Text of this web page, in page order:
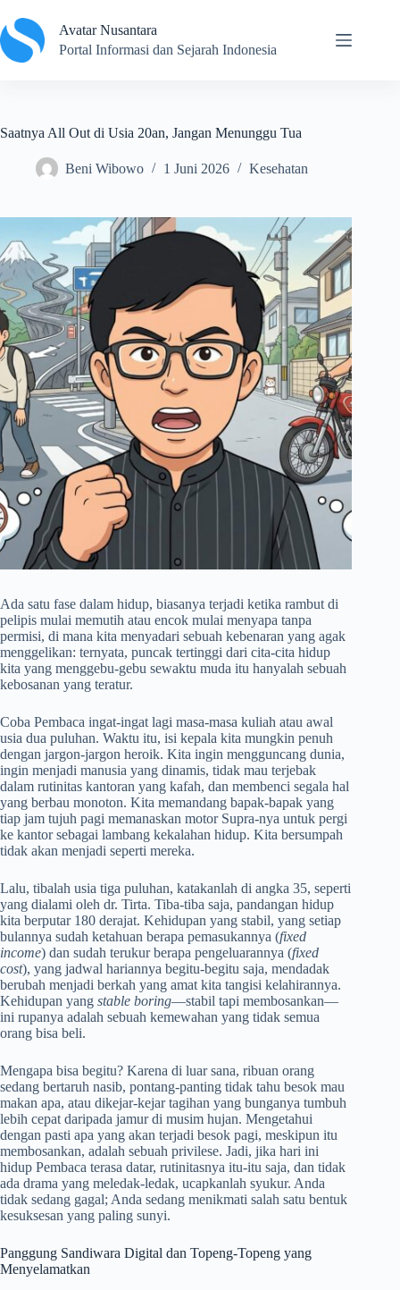
to
content
Avatar Nusantara
Portal Informasi dan Sejarah Indonesia
Saatnya All Out di Usia 20an, Jangan Menunggu Tua
Beni Wibowo 1 Juni 2026 Kesehatan
Ada satu fase dalam hidup, biasanya terjadi ketika rambut di
pelipis mulai memutih atau encok mulai menyapa tanpa
permisi, di mana kita menyadari sebuah kebenaran yang agak
menggelikan: ternyata, puncak tertinggi dari cita-cita hidup
kita yang menggebu-gebu sewaktu muda itu hanyalah sebuah
kebosanan yang teratur.
Coba Pembaca ingat-ingat lagi masa-masa kuliah atau awal
usia dua puluhan. Waktu itu, isi kepala kita mungkin penuh
dengan jargon-jargon heroik. Kita ingin mengguncang dunia,
ingin menjadi manusia yang dinamis, tidak mau terjebak
dalam rutinitas kantoran yang kafah, dan membenci segala hal
yang berbau monoton. Kita memandang bapak-bapak yang
tiap jam tujuh pagi memanaskan motor Supra-nya untuk pergi
ke kantor sebagai lambang kekalahan hidup. Kita bersumpah
tidak akan menjadi seperti mereka.
Lalu, tibalah usia tiga puluhan, katakanlah di angka 35, seperti
yang dialami oleh dr. Tirta. Tiba-tiba saja, pandangan hidup
kita berputar 180 derajat. Kehidupan yang stabil, yang setiap
bulannya sudah ketahuan berapa pemasukannya (fixed
income) dan sudah terukur berapa pengeluarannya (fixed
cost), yang jadwal hariannya begitu-begitu saja, mendadak
berubah menjadi berkah yang amat kita tangisi kelahirannya.
Kehidupan yang stable boring—stabil tapi membosankan—
ini rupanya adalah sebuah kemewahan yang tidak semua
orang bisa beli.
Mengapa bisa begitu? Karena di luar sana, ribuan orang
sedang bertaruh nasib, pontang-panting tidak tahu besok mau
makan apa, atau dikejar-kejar tagihan yang bunganya tumbuh
lebih cepat daripada jamur di musim hujan. Mengetahui
dengan pasti apa yang akan terjadi besok pagi, meskipun itu
membosankan, adalah sebuah privilese. Jadi, jika hari ini
hidup Pembaca terasa datar, rutinitasnya itu-itu saja, dan tidak
ada drama yang meledak-ledak, ucapkanlah syukur. Anda
tidak sedang gagal; Anda sedang menikmati salah satu bentuk
kesuksesan yang paling sunyi.
Panggung Sandiwara Digital dan Topeng-Topeng yang
Menyelamatkan